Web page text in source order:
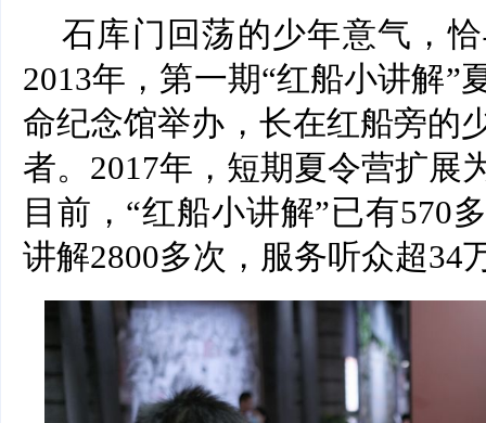
石库门回荡的少年意气，
2013年，第一期“红船小讲解”
命纪念馆举办，长在红船旁的
者。2017年，短期夏令营扩展
目前，“红船小讲解”已有570
讲解2800多次，服务听众超34